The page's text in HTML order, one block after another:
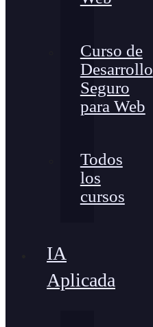
Curso de
Desarrollo
Seguro
para Web
Todos
los
cursos
IA
Aplicada